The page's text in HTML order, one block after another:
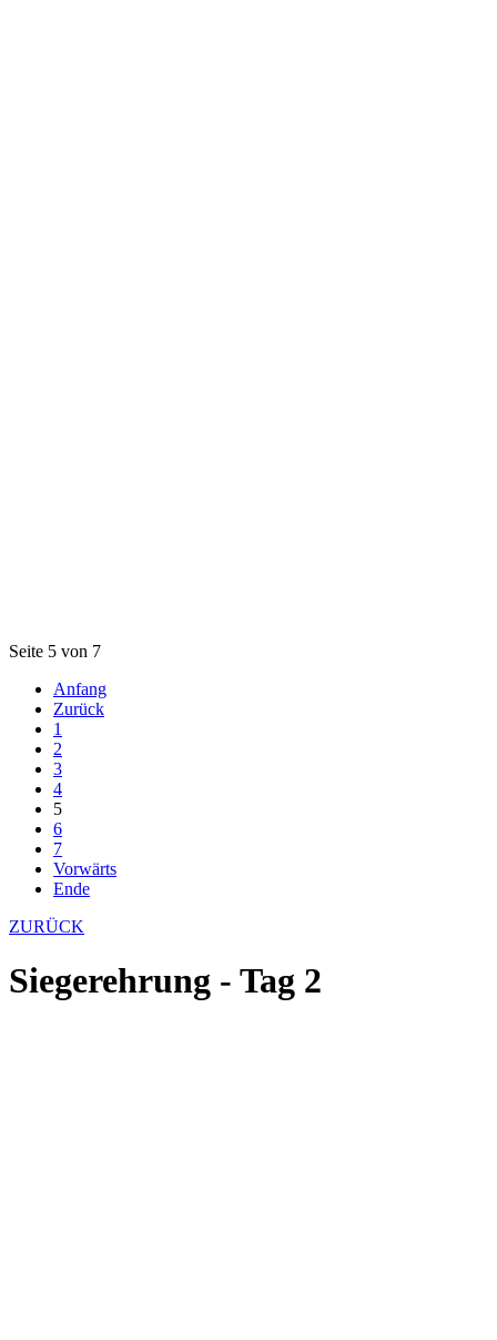
Seite 5 von 7
Anfang
Zurück
1
2
3
4
5
6
7
Vorwärts
Ende
ZURÜCK
Siegerehrung - Tag 2